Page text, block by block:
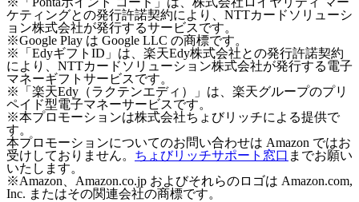
ケティングとの発行許諾契約により、NTTカードソリューシ
ョン株式会社が発行するサービスです。
※Google Play は Google LLC の商標です。
※「EdyギフトID」は、楽天Edy株式会社との発行許諾契約
により、NTTカードソリューション株式会社が発行する電子
マネーギフトサービスです。
※「楽天Edy（ラクテンエディ）」は、楽天グループのプリ
ペイド型電子マネーサービスです。
※本プロモーションは株式会社ちょびリッチによる提供で
す。
本プロモーションについてのお問い合わせは Amazon ではお
受けしておりません。 ちょびリッチサポート窓口 までお願い
いたします。
※Amazon、Amazon.co.jp およびそれらのロゴは Amazon.com,
Inc. またはその関連会社の商標です。